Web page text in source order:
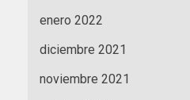
enero 2022
diciembre 2021
noviembre 2021